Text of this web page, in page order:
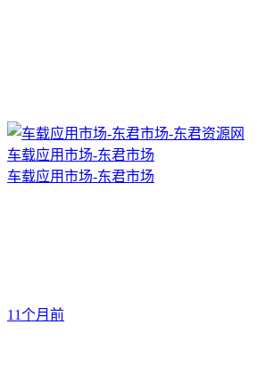
车载应用市场-东君市场
车载应用市场-东君市场
11个月前